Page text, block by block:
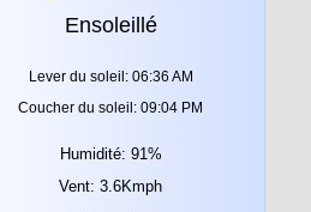
Ensoleillé
Lever du soleil: 06:36 AM
Coucher du soleil: 09:04 PM
Humidité: 91%
Vent: 3.6Kmph